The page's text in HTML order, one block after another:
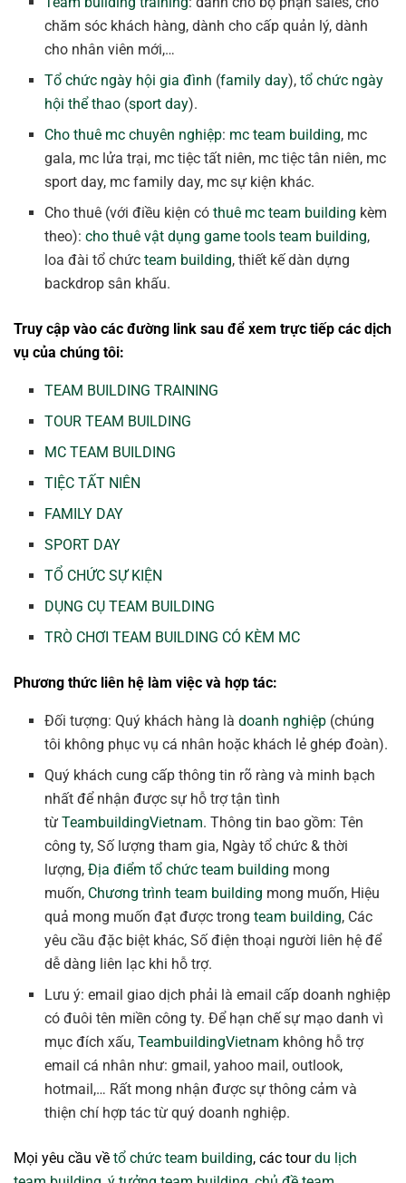
chăm sóc khách hàng, dành cho cấp quản lý, dành
cho nhân viên mới,…
Tổ chức ngày hội gia đình (family day),tổ chức ngày
hội thể thao (sport day).
Cho thuê mc chuyên nghiệp: mc team building, mc
gala, mc lửa trại, mc tiệc tất niên, mc tiệc tân niên, mc
sport day, mc family day, mc sự kiện khác.
Cho thuê (với điều kiện cóthuê mc team building kèm
theo):cho thuê vật dụng game tools team building,
loa đài tổ chứcteam building, thiết kế dàn dựng
backdrop sân khấu.
Truy cập vào các đường link sau để xem trực tiếp các dịch
vụ của chúng tôi:
TEAM BUILDING TRAINING
TOUR TEAM BUILDING
MC TEAM BUILDING
TIỆC TẤT NIÊN
FAMILY DAY
SPORT DAY
TỔ CHỨC SỰ KIỆN
DỤNG CỤ TEAM BUILDING
TRÒ CHƠI TEAM BUILDING CÓ KÈM MC
Phương thức liên hệ làm việc và hợp tác:
Đối tượng: Quý khách hàng làdoanh nghiệp (chúng
tôi không phục vụ cá nhân hoặc khách lẻ ghép đoàn).
Quý khách cung cấp thông tin rõ ràng và minh bạch
nhất để nhận được sự hỗ trợ tận tình
từTeambuildingVietnam. Thông tin bao gồm: Tên
công ty, Số lượng tham gia, Ngày tổ chức & thời
lượng,Địa điểm tổ chức team building mong
muốn, Chương trình team building mong muốn, Hiệu
quả mong muốn đạt được trongteam building, Các
yêu cầu đặc biệt khác, Số điện thoại người liên hệ để
dễ dàng liên lạc khi hỗ trợ.
Lưu ý: email giao dịch phải là email cấp doanh nghiệp
có đuôi tên miền công ty. Để hạn chế sự mạo danh vì
mục đích xấu,TeambuildingVietnam không hỗ trợ
email cá nhân như: gmail, yahoo mail, outlook,
hotmail,… Rất mong nhận được sự thông cảm và
thiện chí hợp tác từ quý doanh nghiệp.
Mọi yêu cầu về tổ chức team building, các tourdu lịch